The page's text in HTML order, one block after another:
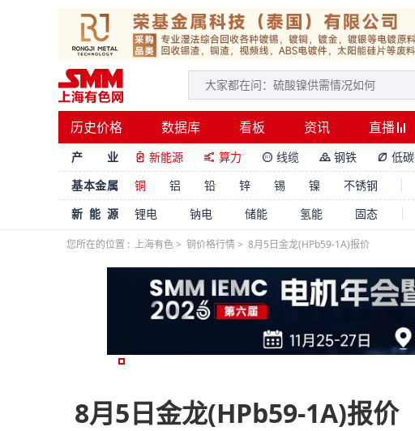
历史价格 数据库 看板 资讯 直播
产 业  新能源  算力  线缆  钢铁  低碳
基本金属
铜 铝 铅 锌 锡 镍 不锈钢
新能源
锂电 钠电 储能 氢能 固态
您所在的位置 : 上海有色> 铜价格行情> 8月5日金龙(HPb59-1A)报价
8月5日金龙(HPb59-1A)报价